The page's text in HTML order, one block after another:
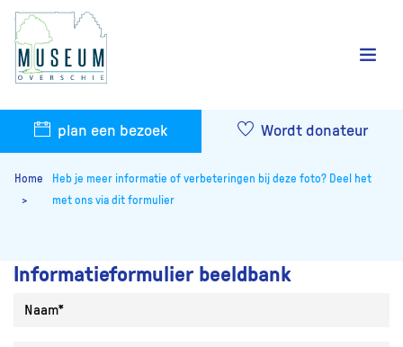
plan een bezoek Wordt donateur
Home
Heb je meer informatie of verbeteringen bij deze foto? Deel het
met ons via dit formulier
Informatieformulier beeldbank